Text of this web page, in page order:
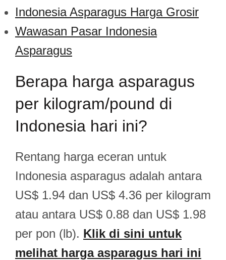
Indonesia Asparagus Harga Grosir
Wawasan Pasar Indonesia
Asparagus
Berapa harga asparagus
per kilogram/pound di
Indonesia hari ini?
Rentang harga eceran untuk
Indonesia asparagus adalah antara
US$ 1.94 dan US$ 4.36 per kilogram
atau antara US$ 0.88 dan US$ 1.98
per pon (lb). Klik di sini untuk
melihat harga asparagus hari ini